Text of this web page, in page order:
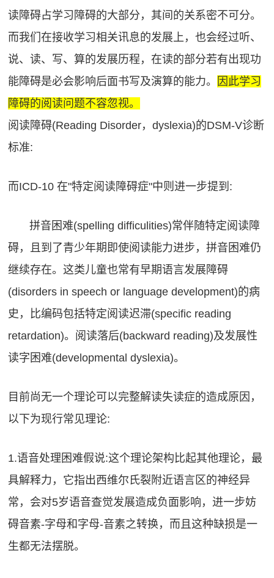
读障碍占学习障碍的大部分，其间的关系密不可分。
而我们在接收学习相关讯息的发展上，也会经过听、
说、读、写、算的发展历程，在读的部分若有出现功
能障碍是必会影响后面书写及演算的能力。
因此学习
障碍的阅读问题不容忽视。
阅读障碍(Reading Disorder，dyslexia)的DSM-V诊断
标准:
而ICD-10 在"特定阅读障碍症"中则进一步提到:
拼音困难(spelling difficulities)常伴随特定阅读障
碍，且到了青少年期即使阅读能力进步，拼音困难仍
继续存在。这类儿童也常有早期语言发展障碍
(disorders in speech or language development)的病
史，比编码包括特定阅读迟滞(specific reading
retardation)。阅读落后(backward reading)及发展性
读字困难(developmental dyslexia)。
目前尚无一个理论可以完整解读失读症的造成原因，
以下为现行常见理论:
1.语音处理困难假说:这个理论架构比起其他理论，最
具解释力，它指出西维尔氏裂附近语言区的神经异
常，会对5岁语音查觉发展造成负面影响，进一步妨
碍音素-字母和字母-音素之转换，而且这种缺损是一
生都无法摆脱。